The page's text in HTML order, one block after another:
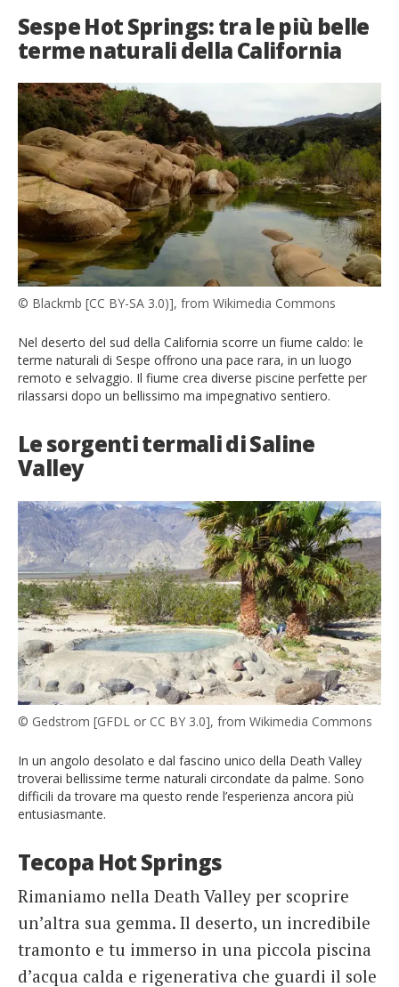
Sespe Hot Springs: tra le più belle
terme naturali della California
© Blackmb [CC BY-SA 3.0)], from Wikimedia Commons
Nel deserto del sud della California scorre un fiume caldo: le
terme naturali di Sespe offrono una pace rara, in un luogo
remoto e selvaggio. Il fiume crea diverse piscine perfette per
rilassarsi dopo un bellissimo ma impegnativo sentiero.
Le sorgenti termali di Saline
Valley
© Gedstrom [GFDL or CC BY 3.0], from Wikimedia Commons
In un angolo desolato e dal fascino unico della Death Valley
troverai bellissime terme naturali circondate da palme. Sono
difficili da trovare ma questo rende l’esperienza ancora più
entusiasmante.
Tecopa Hot Springs
Rimaniamo nella Death Valley per scoprire
un’altra sua gemma. Il deserto, un incredibile
tramonto e tu immerso in una piccola piscina
d’acqua calda e rigenerativa che guardi il sole